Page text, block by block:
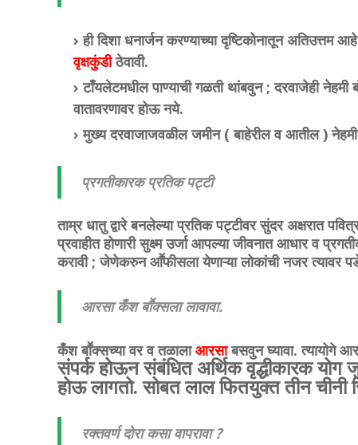
ही दिशा धनार्जन करण्याच्या दृष्टिकोनातून अतिउत्तम
वृक्षकुंडीठेवावी.
टाँयलेटमधील पाण्याची गळती थांबवुन ; दरवाजेही
वातावरणावर होऊ नये.
मुख्य दरवाजाजवळील जमीन ( बाहेरील व आतील ) नेहमी
प्रगतीकारक प्रतिक पट्टी
ताम्र धातु द्वारे बनलेल्या प्रतिक पट्टीवर सुंदर अक्षरात
प्रवाहीत होणारी सुक्ष्म उर्जा आपल्या जीवनात आधार व
करावी ; जेणेकरुन आॕफीसला येणाऱ्या लोकांची नजर त्यावर
आरसा कँश बाॕक्सला लावावा.
कँश बाॕक्सच्या वर व तळालाआरसाबसवुन घ्यावा. त्यायोगे
संपर्क होऊन संबंधित अर्थिक वृद्धीकारक योग
होऊ लागतो. सोबत लाल फितयुक्त तीन चीनी
रक्तवर्ण दोरा कसा वापरावा ?